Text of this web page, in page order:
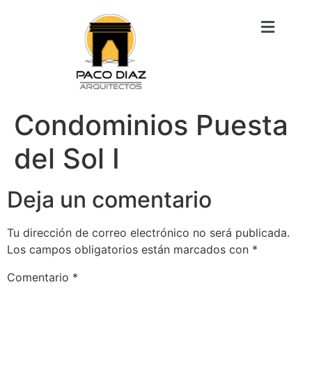
Condominios Puesta
del Sol I
Deja un comentario
Tu dirección de correo electrónico no será publicada.
Los campos obligatorios están marcados con *
Comentario *